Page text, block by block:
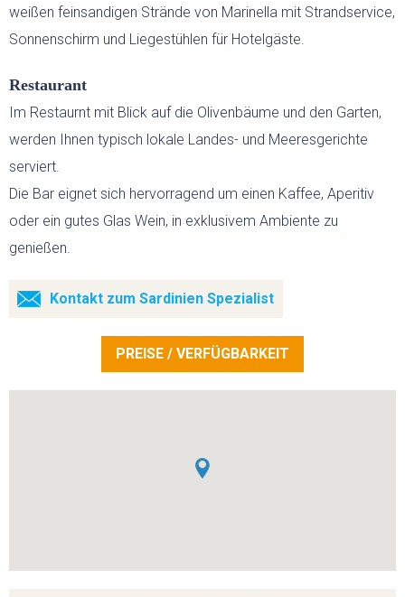
weißen feinsandigen Strände von Marinella mit Strandservice,
Sonnenschirm und Liegestühlen für Hotelgäste.
Restaurant
Im Restaurnt mit Blick auf die Olivenbäume und den Garten,
werden Ihnen typisch lokale Landes- und Meeresgerichte
serviert.
Die Bar eignet sich hervorragend um einen Kaffee, Aperitiv
oder ein gutes Glas Wein, in exklusivem Ambiente zu
genießen.
Kontakt zum Sardinien Spezialist
PREISE / VERFÜGBARKEIT